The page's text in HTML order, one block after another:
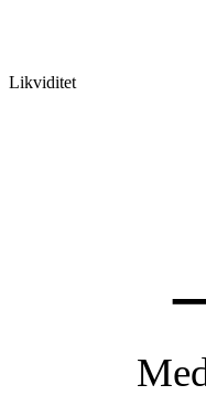
Likviditet